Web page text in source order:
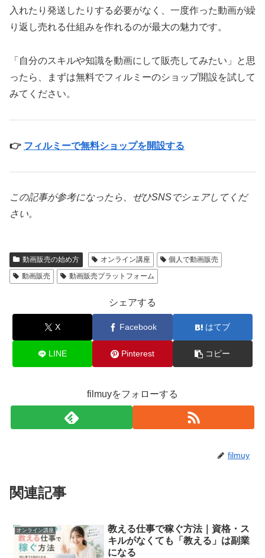
入れたり発送したりする必要がなく、一度作った動画が繰
り返し売れる仕組みを作れるのが最大の魅力です。
「自分のスキルや知識を動画にして販売してみたい」と思
ったら、まずは無料でフィルミーのショップ開設を試して
みてください。
👉 フィルミーで無料ショップを開設する
この記事が参考になったら、ぜひSNSでシェアしてくだ
さい。
動画販売の始め方 オンライン講座
個人で動画販売
動画販売
動画販売プラットフォーム
シェアする
X Facebook はてブ
LINE Pinterest コピー
filmuyをフォローする
filmuy
関連記事
オンライン講座
教える仕事で稼ぐ方法｜資格・ス
キルがなくても「教える」は副業
になる